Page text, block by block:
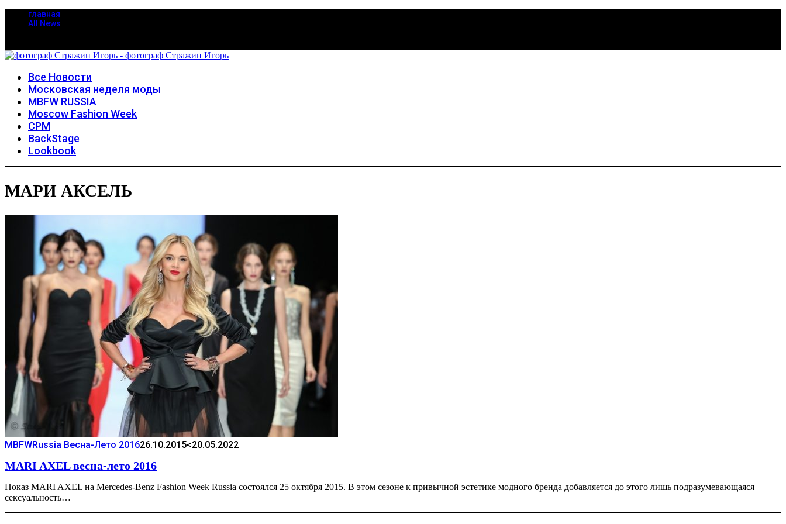
главная
All News
Все Новости
Московская неделя моды
MBFW RUSSIA
Moscow Fashion Week
CPM
BackStage
Lookbook
МАРИ АКСЕЛЬ
MBFWRussia Весна-Лето 201626.10.2015<20.05.2022
MARI AXEL весна-лето 2016
Показ MARI AXEL на Mercedes-Benz Fashion Week Russia состоялся 25 октября 2015. В этом сезоне к привычной эстетике модного бренда добавляется до этого лишь подразумевающаяся
сексуальность…